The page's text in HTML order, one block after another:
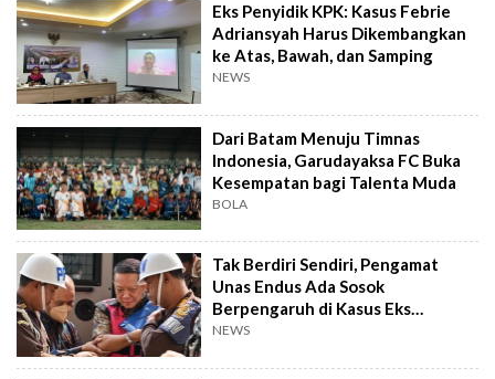
Eks Penyidik KPK: Kasus Febrie
Adriansyah Harus Dikembangkan
ke Atas, Bawah, dan Samping
NEWS
Dari Batam Menuju Timnas
Indonesia, Garudayaksa FC Buka
Kesempatan bagi Talenta Muda
BOLA
Tak Berdiri Sendiri, Pengamat
Unas Endus Ada Sosok
Berpengaruh di Kasus Eks
Jampidsus
NEWS